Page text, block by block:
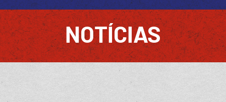
NOTÍCIAS